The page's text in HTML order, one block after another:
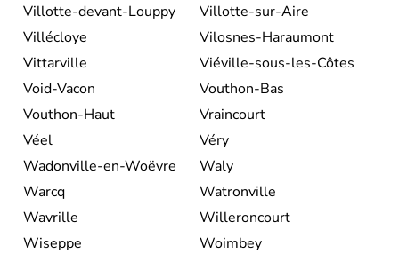
Villotte-devant-Louppy
Villotte-sur-Aire
Villécloye
Vilosnes-Haraumont
Vittarville
Viéville-sous-les-Côtes
Void-Vacon
Vouthon-Bas
Vouthon-Haut
Vraincourt
Véel
Véry
Wadonville-en-Woëvre
Waly
Warcq
Watronville
Wavrille
Willeroncourt
Wiseppe
Woimbey